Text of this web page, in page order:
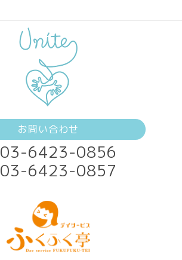
お問い合わせ
03-6423-0856
03-6423-0857